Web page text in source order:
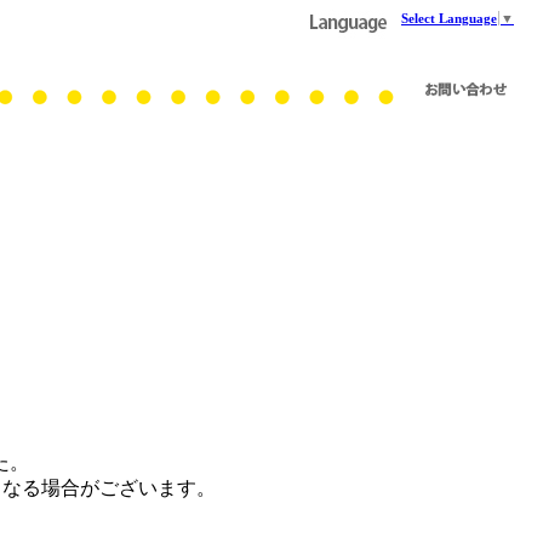
Select Language ▼
る場合がございます。